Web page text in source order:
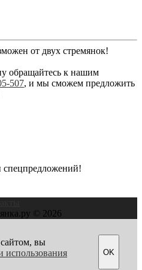
от двух стремянок!
обращайтесь к нашим
507, и мы сможем предложить
спецпредложений!
© 2026
вы
использования
OK